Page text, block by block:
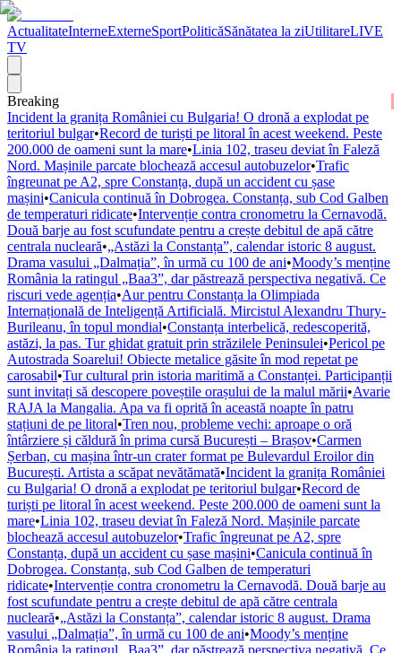
ActualitateInterneExterneSportPoliticăSănătatea la ziUtilitareLIVE
TV
Breaking
Incident la granița României cu Bulgaria! O dronă a explodat pe
teritoriul bulgar•Record de turiști pe litoral în acest weekend. Peste
200.000 de oameni sunt la mare•Linia 102, traseu deviat în Faleză
Nord. Mașinile parcate blochează accesul autobuzelor•Trafic
îngreunat pe A2, spre Constanța, după un accident cu șase
mașini•Canicula continuă în Dobrogea. Constanța, sub Cod Galben
de temperaturi ridicate•Intervenție contra cronometru la Cernavodă.
Două barje au fost scufundate pentru a crește debitul de apă către
centrala nucleară•„Astăzi la Constanța”, calendar istoric 8 august.
Drama vasului „Dalmația”, în urmă cu 100 de ani•Moody’s menține
România la ratingul „Baa3”, dar păstrează perspectiva negativă. Ce
riscuri vede agenția•Aur pentru Constanța la Olimpiada
Internațională de Inteligență Artificială. Mircistul Alexandru Thury-
Burileanu, în topul mondial•Constanța interbelică, redescoperită,
astăzi, la pas. Tur ghidat gratuit prin străzilele Peninsulei•Pericol pe
Autostrada Soarelui! Obiecte metalice găsite în mod repetat pe
carosabil•Tur cultural prin istoria maritimă a Constanței. Participanții
sunt invitați să descopere poveștile orașului de la malul mării•Avarie
RAJA la Mangalia. Apa va fi oprită în această noapte în patru
stațiuni de pe litoral•Tren nou, probleme vechi: aproape o oră
întârziere și căldură în prima cursă București – Brașov•Carmen
Șerban, cu mașina într-un crater format pe Bulevardul Eroilor din
București. Artista a scăpat nevătămată•Incident la granița României
cu Bulgaria! O dronă a explodat pe teritoriul bulgar•Record de
turiști pe litoral în acest weekend. Peste 200.000 de oameni sunt la
mare•Linia 102, traseu deviat în Faleză Nord. Mașinile parcate
blochează accesul autobuzelor•Trafic îngreunat pe A2, spre
Constanța, după un accident cu șase mașini•Canicula continuă în
Dobrogea. Constanța, sub Cod Galben de temperaturi
ridicate•Intervenție contra cronometru la Cernavodă. Două barje au
fost scufundate pentru a crește debitul de apă către centrala
nucleară•„Astăzi la Constanța”, calendar istoric 8 august. Drama
vasului „Dalmația”, în urmă cu 100 de ani•Moody’s menține
România la ratingul „Baa3”, dar păstrează perspectiva negativă. Ce